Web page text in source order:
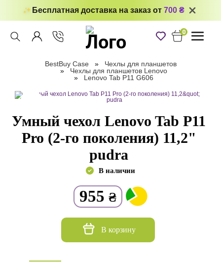
Бесплатная доставка на заказ от 700 ₴
0
Toggle
BestBuy Case
Чехлы для планшетов
Чехлы для планшетов Lenovo
Lenovo Tab P11 G606
Умный чехол Lenovo Tab P11
Pro (2-го поколения) 11,2"
pudra
В наличии
955 ₴
В корзину